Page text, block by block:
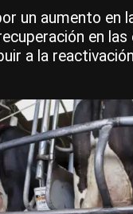
un aumento en
en
a la